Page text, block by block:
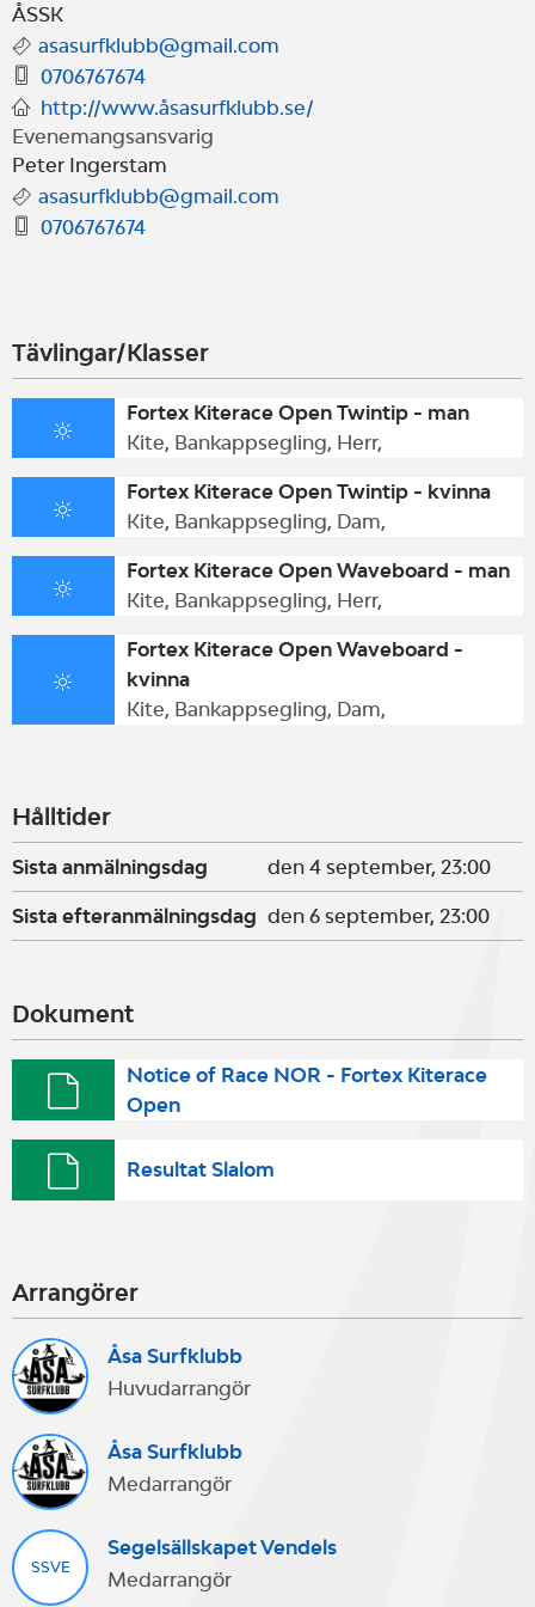
detta race måste det vara minst tre
åkare i vardera klass, Twntip samt
vågbärda annars blir det en
gemensam klass.
Max 15 tävlande
https://docs.google.com/
usp=sharing
ÅSSK
asasurfklubb@gmail.com
0706767674
http://www.åsasurfklubb.se/
Evenemangsansvarig
Peter Ingerstam
asasurfklubb@gmail.com
0706767674
Tävlingar/Klasser
Fortex Kiterace Open Twintip - man
Kite, Bankappsegling, Herr,
Fortex Kiterace Open Twintip - kvinna
Kite, Bankappsegling, Dam,
Fortex Kiterace Open Waveboard - man
Kite, Bankappsegling, Herr,
Fortex Kiterace Open Waveboard -
kvinna
Kite, Bankappsegling, Dam,
Hålltider
Sista anmälningsdag den 4 september, 23:00
Sista efteranmälningsdag den 6 september, 23:00
Dokument
Notice of Race NOR - Fortex Kiterace
Open
Resultat Slalom
Arrangörer
Åsa Surfklubb
Huvudarrangör
Åsa Surfklubb
Medarrangör
SSVE
Segelsällskapet Vendels
Medarrangör